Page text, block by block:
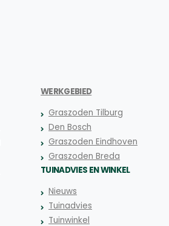
WERKGEBIED
Graszoden Tilburg
Den Bosch
Graszoden Eindhoven
Graszoden Breda
TUINADVIES EN WINKEL
Nieuws
Tuinadvies
Tuinwinkel